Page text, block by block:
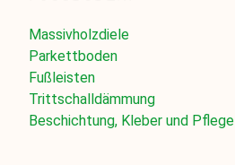
Massivholzdiele
Parkettboden
Fußleisten
Trittschalldämmung
Beschichtung, Kleber und Pflege